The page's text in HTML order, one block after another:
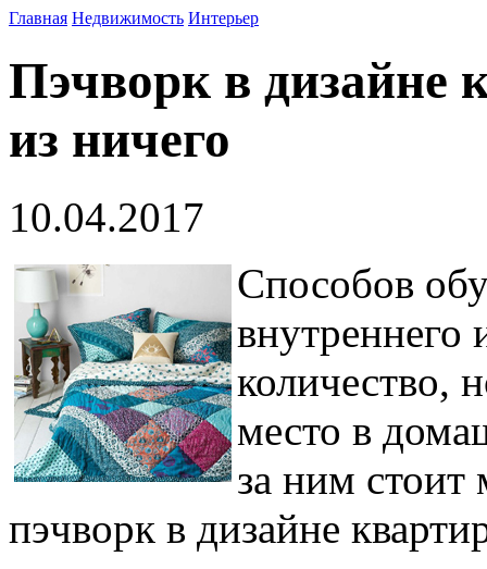
Главная Недвижимость Интерьер
Пэчворк в дизайне
из ничего
10.04.2017
Способов
внутреннего
количество,
место в
за ним стоит
пэчворк в дизайне